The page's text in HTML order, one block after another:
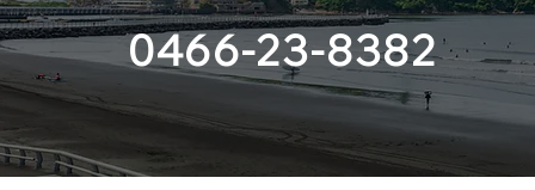
部様）
0466-23-8382